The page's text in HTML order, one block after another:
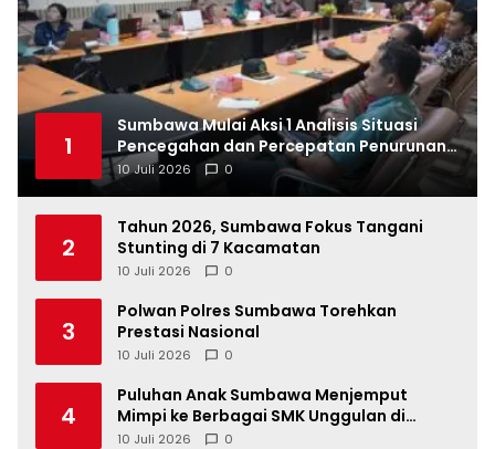
1
Sumbawa Mulai Aksi 1 Analisis Situasi
Pencegahan dan Percepatan Penurunan
Stunting Tahun 2026
10 Juli 2026 0
2
Tahun 2026, Sumbawa Fokus Tangani
Stunting di 7 Kacamatan
10 Juli 2026 0
3
Polwan Polres Sumbawa Torehkan
Prestasi Nasional
10 Juli 2026 0
4
Puluhan Anak Sumbawa Menjemput
Mimpi ke Berbagai SMK Unggulan di
Indonesia
10 Juli 2026 0